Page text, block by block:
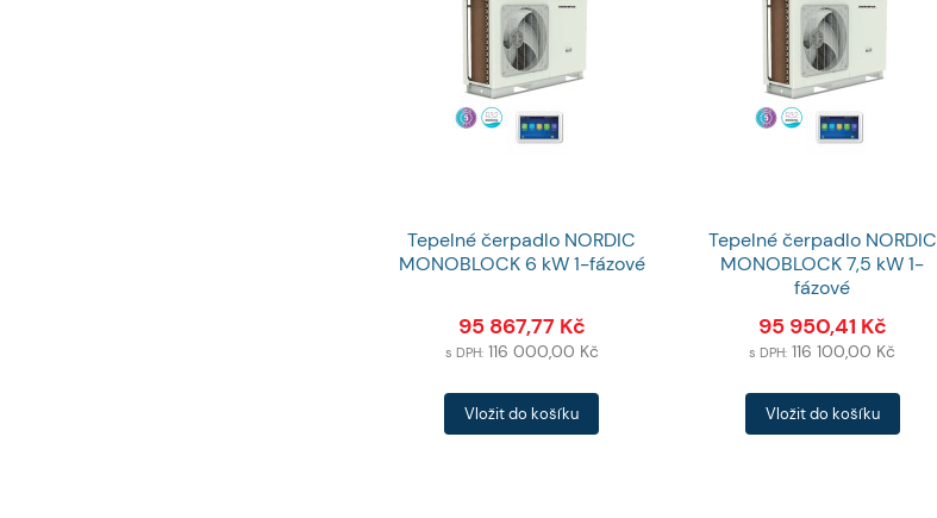
Tepelné čerpadlo NORDIC
MONOBLOCK 6 kW 1-fázové
95 867,77 Kč
s DPH: 116 000,00 Kč
Počet
produktůVložit do košíku
Tepelné čerpadlo NORDIC
MONOBLOCK 7,5 kW 1-
fázové
95 950,41 Kč
s DPH: 116 100,00 Kč
Počet
produktůVložit do košíku